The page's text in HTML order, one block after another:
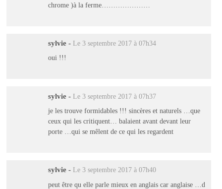
chrome )à la ferme…………………
sylvie - Le 3 septembre 2017 à 07h34
oui !!!
sylvie - Le 3 septembre 2017 à 07h37
je les trouve formidables !!! sincères et naturels …que
ceux qui les critiquent… balaient avant devant leur
porte …qui se mêlent de ce qui les regardent
sylvie - Le 3 septembre 2017 à 07h40
peut être qu elle parle mieux en anglais car anglaise …d